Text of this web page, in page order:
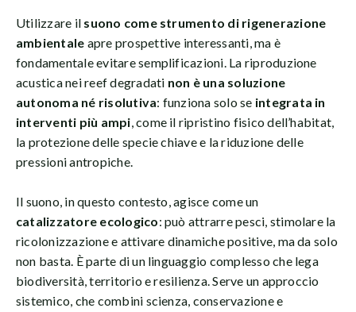
Utilizzare il suono come strumento di rigenerazione
ambientale apre prospettive interessanti, ma è
fondamentale evitare semplificazioni. La riproduzione
acustica nei reef degradati non è una soluzione
autonoma né risolutiva: funziona solo se integrata in
interventi più ampi, come il ripristino fisico dell’habitat,
la protezione delle specie chiave e la riduzione delle
pressioni antropiche.
Il suono, in questo contesto, agisce come un
catalizzatore ecologico: può attrarre pesci, stimolare la
ricolonizzazione e attivare dinamiche positive, ma da solo
non basta. È parte di un linguaggio complesso che lega
biodiversità, territorio e resilienza. Serve un approccio
sistemico, che combini scienza, conservazione e